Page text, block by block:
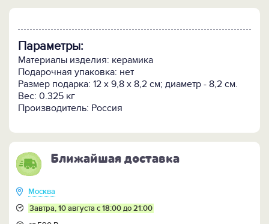
Параметры:
Материалы изделия: керамика
Подарочная упаковка: нет
Размер подарка: 12 х 9,8 х 8,2 см; диаметр - 8,2 см.
Вес: 0.325 кг
Производитель: Россия
Ближайшая доставка
Москва
Завтра, 10 августа с 18:00 до 21:00